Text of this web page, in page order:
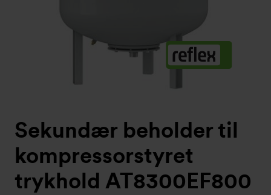
Sekundær beholder til
kompressorstyret
trykhold AT8300EF800